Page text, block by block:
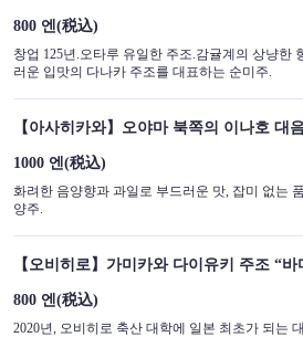
800 엔(税込)
창업 125년.오타루 유일한 주조.감귤계의 상냥한
러운 입맛의 다나카 주조를 대표하는 순미주.
【아사히카와】오야마 북쪽의 이나호 대
1000 엔(税込)
화려한 음양향과 과일로 부드러운 맛, 잡미 없는
양주.
【오비히로】가미카와 다이유키 주조 “
800 엔(税込)
2020년, 오비히로 축산 대학에 일본 최초가 되는